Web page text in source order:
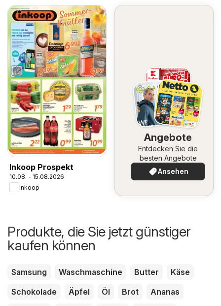
Inkoop Prospekt
10.08. - 15.08.2026
Inkoop
Angebote
Entdecken Sie die
besten Angebote
Ansehen
Produkte, die Sie jetzt günstiger
kaufen können
Samsung Waschmaschine Butter
Käse
Schokolade
Äpfel Öl Brot
Ananas